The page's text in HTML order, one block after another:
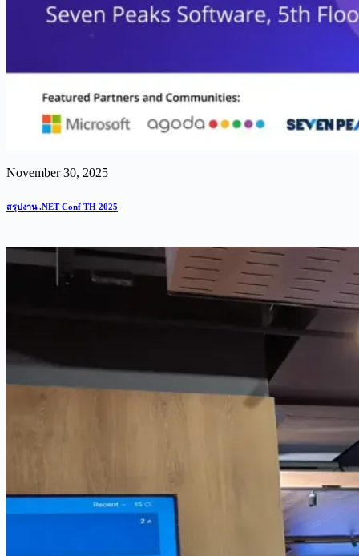
November 30, 2025
สรุปงาน .NET Conf TH 2025